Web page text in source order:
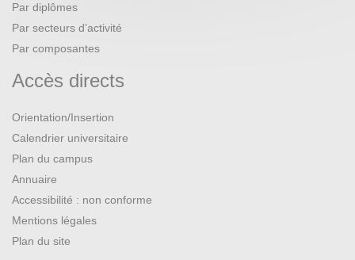
Par diplômes
Par secteurs d’activité
Par composantes
Accès directs
Orientation/Insertion
Calendrier universitaire
Plan du campus
Annuaire
Accessibilité : non conforme
Mentions légales
Plan du site